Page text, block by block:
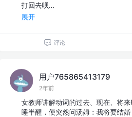
打回去呗…
展开
评论
用户765865413179
2年前
女教师讲解动词的过去、现在、将
睡半醒，便突然问汤姆：我将要结